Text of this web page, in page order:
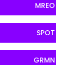
MREO
SPOT
GRMN